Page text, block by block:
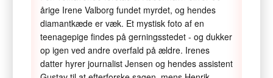
årige Irene Valborg fundet myrdet, og hendes
diamantkæde er væk. Et mystisk foto af en
teenagepige findes på gerningsstedet - og dukker
op igen ved andre overfald på ældre. Irenes
datter hyrer journalist Jensen og hendes assistent